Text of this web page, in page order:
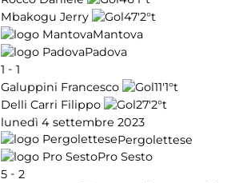
Mbakogu Jerry
47'2°t
Mantova
Padova
1 - 1
Galuppini Francesco
11'1°t
Delli Carri Filippo
27'2°t
lunedì 4 settembre 2023
Pergolettese
Pro Sesto
5 - 2